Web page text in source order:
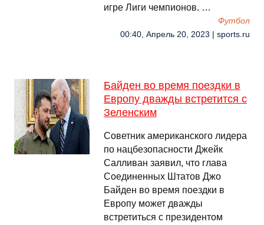
игре Лиги чемпионов. …
Футбол
00:40, Апрель 20, 2023 | sports.ru
Байден во время поездки в
Европу дважды встретится с
Зеленским
Советник американского лидера
по нацбезопасности Джейк
Салливан заявил, что глава
Соединенных Штатов Джо
Байден во время поездки в
Европу может дважды
встретиться с президентом